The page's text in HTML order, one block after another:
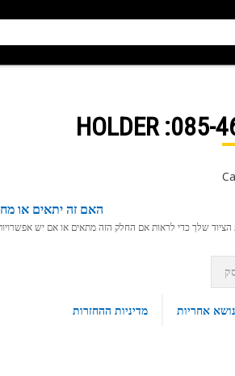
085-
: HOLDER
האם זה יתאים או
שלך כדי לראות אם החלק הזה מתאים או אם יש אפשרויות
אחריות מדיניות ההחזרות